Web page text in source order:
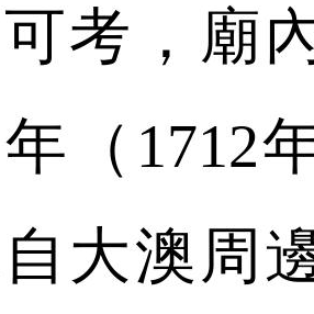
考，廟
（1712
大澳周